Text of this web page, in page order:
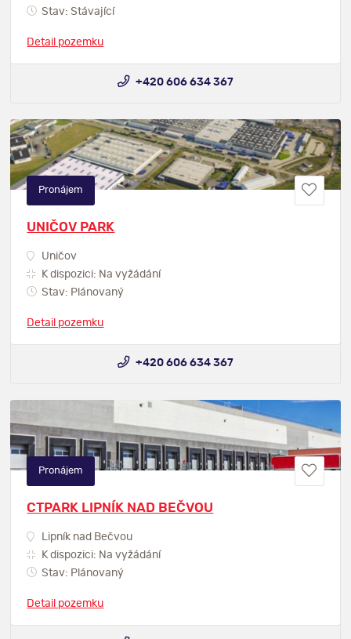
Stav: Stávající
Detail pozemku
+420 606 634 367
UNIČOV PARK
Uničov
K dispozici: Na vyžádání
Stav: Plánovaný
Detail pozemku
Pronájem
+420 606 634 367
CTPARK LIPNÍK NAD BEČVOU
Lipník nad Bečvou
K dispozici: Na vyžádání
Stav: Plánovaný
Detail pozemku
Pronájem